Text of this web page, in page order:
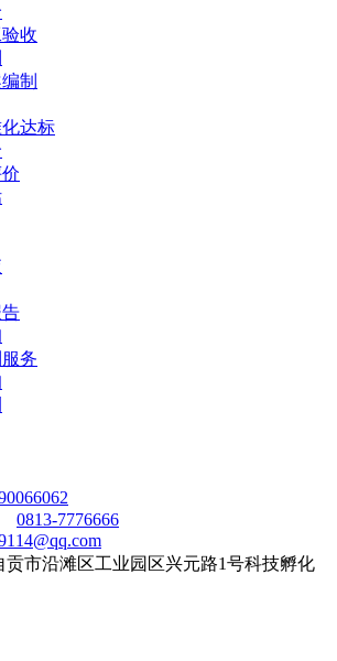
收
制
达标
务
0813-7776666
贡市沿滩区工业园区兴元路1号科技孵化